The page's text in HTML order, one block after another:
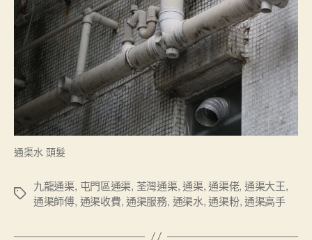
通渠水 頭髮
Tags
九龍通渠, 屯門區通渠, 荃灣通渠,通渠,通渠佬, 通渠大王,
通渠師傅, 通渠收費,通渠服務, 通渠水,通渠粉,通渠高手